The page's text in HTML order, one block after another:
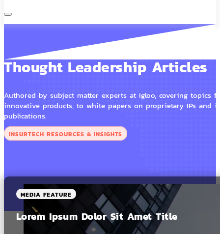
Thought Leadership Articles
Authored by subject matter experts at Igloo, covering topics
innovative products, to white papers on proprietary IPs and
publications.
INSURTECH RESOURCES & INSIGHTS
Lorem Ipsum Dolor Sit Amet Title
MEDIA FEATURE